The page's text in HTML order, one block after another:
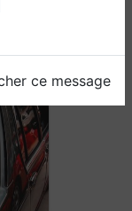
ce message